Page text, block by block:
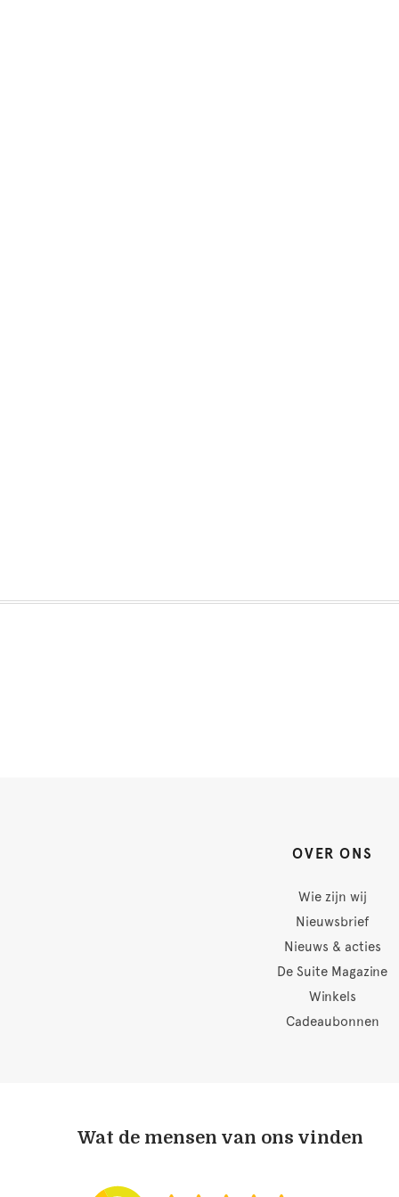
OVER ONS
Wie zijn wij
Nieuwsbrief
Nieuws & acties
De Suite Magazine
Winkels
Cadeaubonnen
Wat de mensen van ons vinden